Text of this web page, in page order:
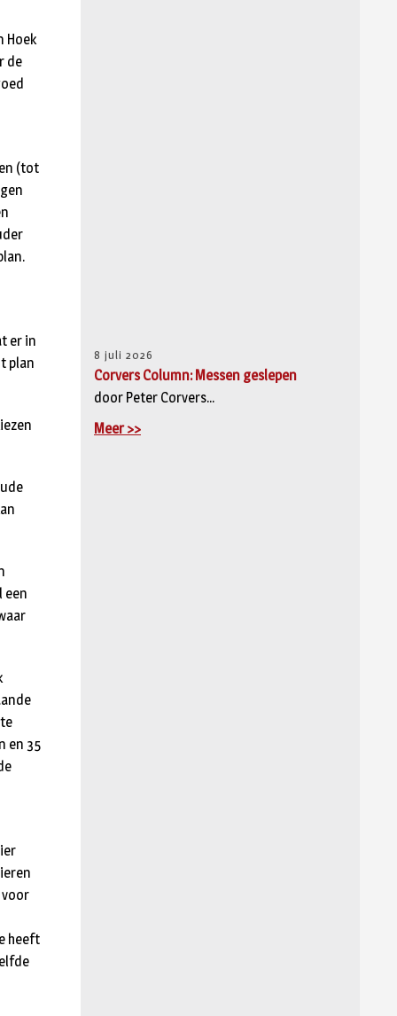
Hoek
de
(tot
er in
plan
een
en 35
heeft
8 juli 2026
Corvers Column: Messen geslepen
door Peter Corvers...
Meer >>